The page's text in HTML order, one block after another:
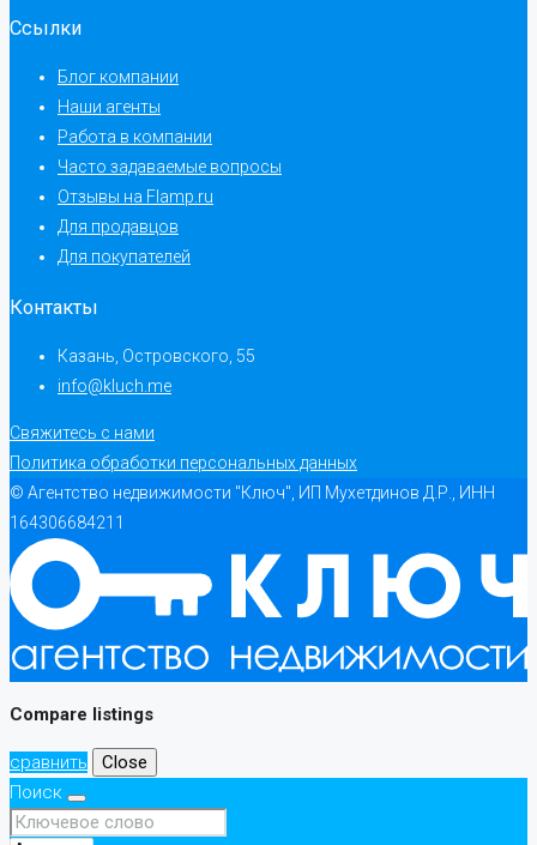
Ссылки
Блог компании
Наши агенты
Работа в компании
Часто задаваемые вопросы
Отзывы на Flamp.ru
Для продавцов
Для покупателей
Контакты
Казань, Островского, 55
info@kluch.me
Свяжитесь с нами
Политика обработки персональных данных
© Агентство недвижимости "Ключ", ИП Мухетдинов Д.Р., ИНН
164306684211
Compare listings
сравнить
Close
Поиск